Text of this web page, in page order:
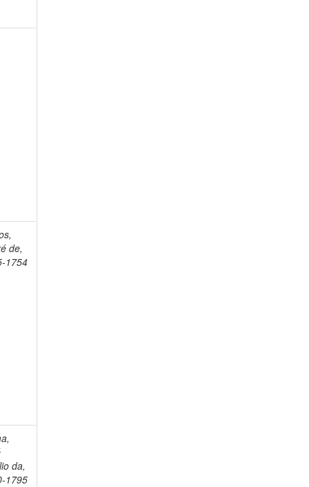
de,
1754
da,
1795